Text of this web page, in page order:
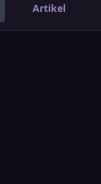
Artikel